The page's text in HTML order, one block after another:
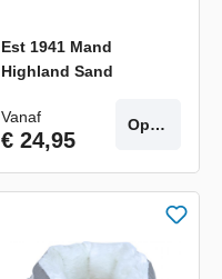
Est 1941 Mand
Highland Sand
Vanaf
€ 24,95
Opties